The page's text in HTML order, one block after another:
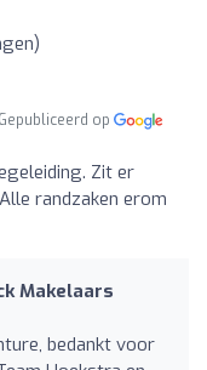
Gepubliceerd op
Zit er
randzaken erom
Makelaars
bedankt voor